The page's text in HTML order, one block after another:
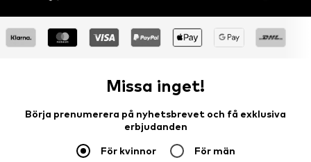
Missa inget!
Börja prenumerera på nyhetsbrevet och få exklusiva
erbjudanden
För kvinnor För män